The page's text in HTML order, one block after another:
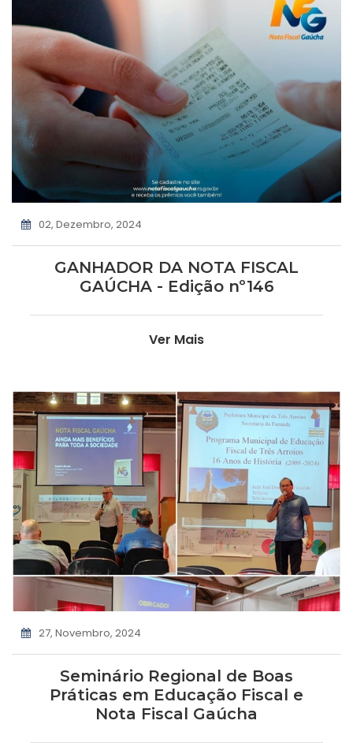
02, Dezembro, 2024
GANHADOR DA NOTA FISCAL
GAÚCHA - Edição nº146
Ver Mais
27, Novembro, 2024
Seminário Regional de Boas
Práticas em Educação Fiscal e
Nota Fiscal Gaúcha